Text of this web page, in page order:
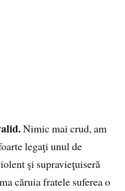
Nimic mai crud, am
legaţi unul de
şi supravieţuiseră
căruia fratele suferea o